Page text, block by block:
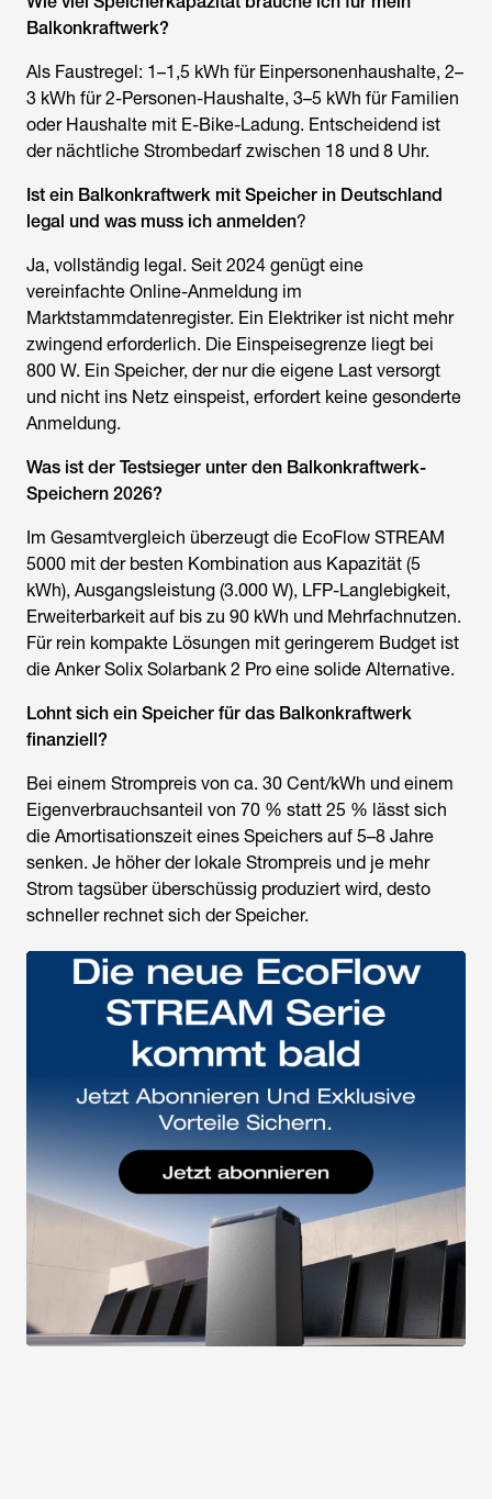
Balkonkraftwerk?
Als Faustregel: 1–1,5 kWh für Einpersonenhaushalte, 2–
3 kWh für 2-Personen-Haushalte, 3–5 kWh für Familien
oder Haushalte mit E-Bike-Ladung. Entscheidend ist
der nächtliche Strombedarf zwischen 18 und 8 Uhr.
Ist ein Balkonkraftwerk mit Speicher in Deutschland
legal und was muss ich anmelden?
Ja, vollständig legal. Seit 2024 genügt eine
vereinfachte Online-Anmeldung im
Marktstammdatenregister. Ein Elektriker ist nicht mehr
zwingend erforderlich. Die Einspeisegrenze liegt bei
800 W. Ein Speicher, der nur die eigene Last versorgt
und nicht ins Netz einspeist, erfordert keine gesonderte
Anmeldung.
Was ist der Testsieger unter den Balkonkraftwerk-
Speichern 2026?
Im Gesamtvergleich überzeugt die EcoFlow STREAM
5000 mit der besten Kombination aus Kapazität (5
kWh), Ausgangsleistung (3.000 W), LFP-Langlebigkeit,
Erweiterbarkeit auf bis zu 90 kWh und Mehrfachnutzen.
Für rein kompakte Lösungen mit geringerem Budget ist
die Anker Solix Solarbank 2 Pro eine solide Alternative.
Lohnt sich ein Speicher für das Balkonkraftwerk
finanziell?
Bei einem Strompreis von ca. 30 Cent/kWh und einem
Eigenverbrauchsanteil von 70 % statt 25 % lässt sich
die Amortisationszeit eines Speichers auf 5–8 Jahre
senken. Je höher der lokale Strompreis und je mehr
Strom tagsüber überschüssig produziert wird, desto
schneller rechnet sich der Speicher.